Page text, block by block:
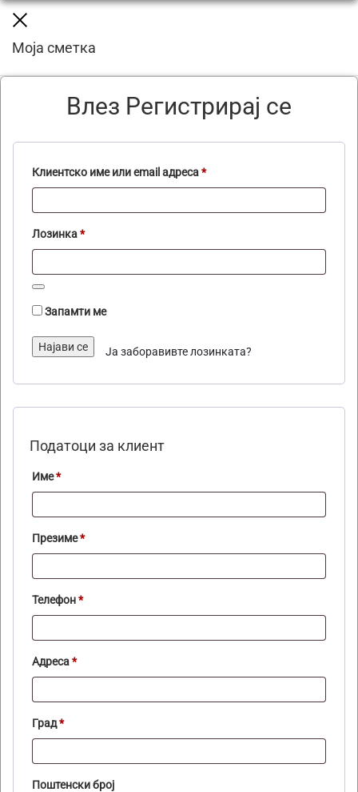
Моја сметка
Влез Регистрирај се
Клиентско име или email адреса*Задолжително
Лозинка*Задолжително
Запамти ме
Најави се Ја заборавивте лозинката?
Податоци за клиент
Име*
Презиме*
Телефон*
Адреса*
Град*
Поштенски број